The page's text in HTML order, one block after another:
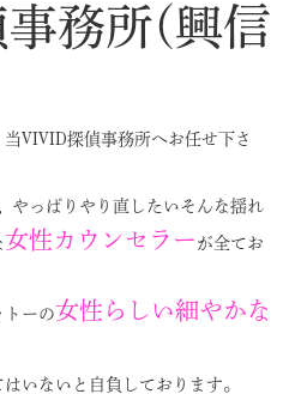
事務所(興信
VIVID探偵事務所へお任せ下さ
やっぱりやり直したいそんな揺れ
女性カウンセラー が全てお
トーの女性らしい細やかな
いないと自負しております。